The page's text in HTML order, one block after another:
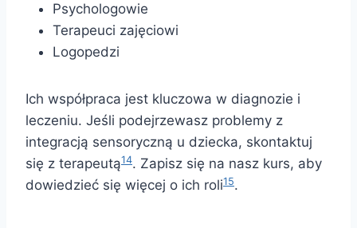
Psychologowie
Terapeuci zajęciowi
Logopedzi
Ich współpraca jest kluczowa w diagnozie i
leczeniu. Jeśli podejrzewasz problemy z
integracją sensoryczną u dziecka, skontaktuj
się z terapeutą14. Zapisz się na nasz kurs, aby
dowiedzieć się więcej o ich roli15.